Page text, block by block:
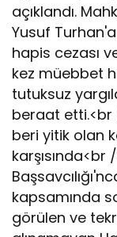
açıklandı.
Yusuf Turhan'a
hapis cezası
kez müebbet
tutuksuz
beraat etti.<br
beri yitik olan
kapsamında
görülen ve